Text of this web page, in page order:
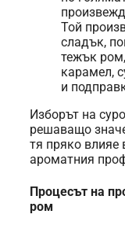
Той
сладък,
тежък
карамел,
и
Изборът на
решаващо
тя пряко влияе
ароматния
Процесът на
ром